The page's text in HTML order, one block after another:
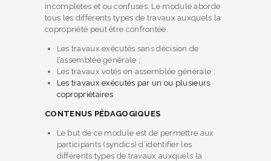
incomplètes et ou confuses. Le module aborde
tous les différents types de travaux auxquels la
copropriété peut être confrontée.
Les travaux exécutés sans décision de
l’assemblée générale ;
Les travaux votés en assemblée générale ;
Les travaux exécutés par un ou plusieurs
copropriétaires
CONTENUS PÉDAGOGIQUES
Le but de ce module est de permettre aux
participants (syndics) d’identifier les
différents types de travaux auxquels la